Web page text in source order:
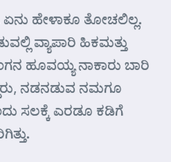
ಹೇಳಾಕೂ ತೋಚಲಿಲ್ಲ.
ವ್ಯಾಪಾರಿ ಹಿಕಮತ್ತು
ಹೂವಯ್ಯ ನಾಕಾರು ಬಾರಿ
ನಡನಡುವ ನಮಗೂ
ಸಲಕ್ಕೆ ಎರಡೂ ಕಡಿಗೆ